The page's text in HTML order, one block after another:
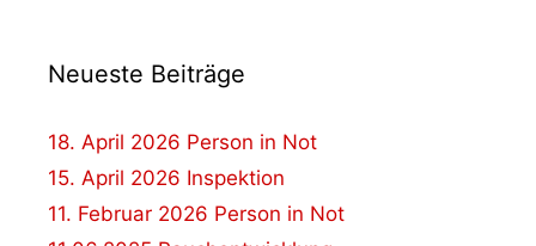
Neueste Beiträge
18. April 2026 Person in Not
15. April 2026 Inspektion
11. Februar 2026 Person in Not